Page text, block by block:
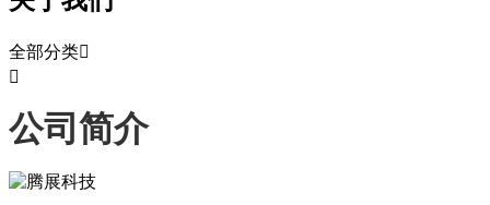
全部分类

公司简介